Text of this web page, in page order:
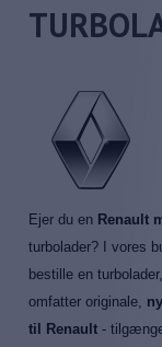
Ejer du en Renault
turbolader? I vores
bestille en
omfatter originale,
til Renault -